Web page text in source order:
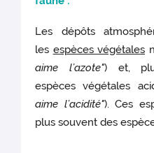
Les dépôts
les espèces végétales
aime l’azote") et,
espèces végétales
aime l’acidité"). Ces
plus souvent des